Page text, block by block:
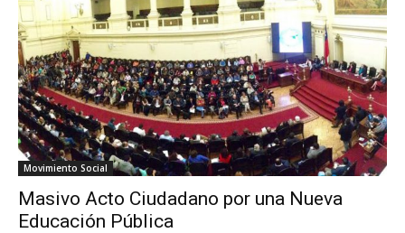
Movimiento Social
Masivo Acto Ciudadano por una Nueva
Educación Pública